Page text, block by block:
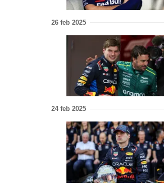
26 feb 2025
24 feb 2025